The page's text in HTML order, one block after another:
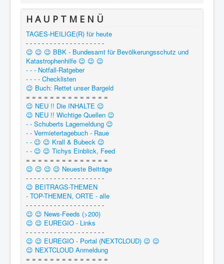
H A U P T M E N Ü
TAGES-HEILIGE(R) für heute
- - - - - - - - - - - - - - - - - - - -
😉 😉 😉 BBK - Bundesamt für Bevölkerungsschutz und
Katastrophenhilfe 😉 😉 😉
- - - Notfall-Ratgeber
- - - - Checklisten
😉 Buch: Rettet unser Bargeld
= = = = = = = = = = = = = =
😉 NEU !! Die INHALTE 😉
😉 NEU !! Wichtige Quellen 😉
- - Schuberts Lagemeldung 😉
- - Vermietertagebuch - Raue
- - 😉 😉 Krall & Bubeck 😉
- - 😉 😉 Tichys Einblick, Feed
= = = = = = = = = = = = = =
😉 😉 😉 😉 Neueste Beiträge
- - - - - - - - - - - - - - - - - - - -
😉 BEITRAGS-THEMEN
- TOP-THEMEN, ORTE - alle
- - - - - - - - - - - - - - - - - - - -
😉 😉 News-Feeds (>200)
😉 😉 EUREGIO - Links
- - - - - - - - - - - - - - - - - - - -
😉 😉 EUREGIO - Portal (NEXTCLOUD) 😉 😉
😉 NEXTCLOUD Anmeldung
= = = = = = = = = = = = = =